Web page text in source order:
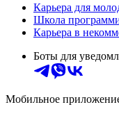
Карьера для
Школа
Карьера в
Боты для
Мобильное